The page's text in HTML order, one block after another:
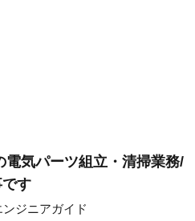
気パーツ組立・清掃業務/
す
ジニアガイド